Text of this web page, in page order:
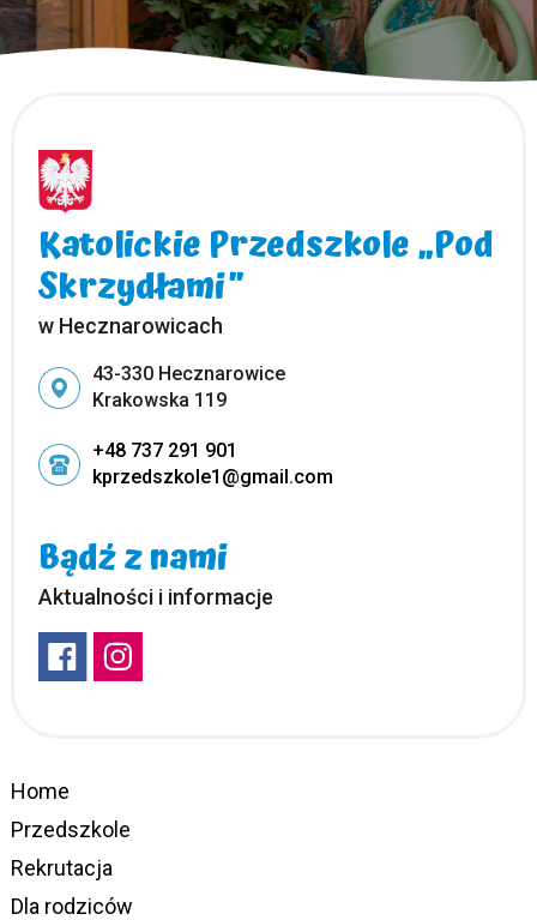
Katolickie Przedszkole „Pod
Skrzydłami”
w Hecznarowicach
Adres pocztowy:
43-330 Hecznarowice
Krakowska 119
+48 737 291 901
kprzedszkole1@gmail.com
Bądź z nami
Aktualności i informacje
Home
Przedszkole
Rekrutacja
Dla rodziców